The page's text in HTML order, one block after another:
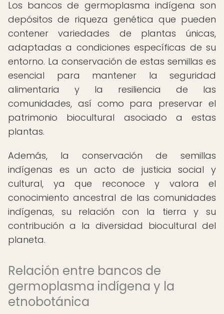
Los bancos de germoplasma indígena son
depósitos de riqueza genética que pueden
contener variedades de plantas únicas,
adaptadas a condiciones específicas de su
entorno. La conservación de estas semillas es
esencial para mantener la seguridad
alimentaria y la resiliencia de las
comunidades, así como para preservar el
patrimonio biocultural asociado a estas
plantas.
Además, la conservación de semillas
indígenas es un acto de justicia social y
cultural, ya que reconoce y valora el
conocimiento ancestral de las comunidades
indígenas, su relación con la tierra y su
contribución a la diversidad biocultural del
planeta.
Relación entre bancos de
germoplasma indígena y la
etnobotánica